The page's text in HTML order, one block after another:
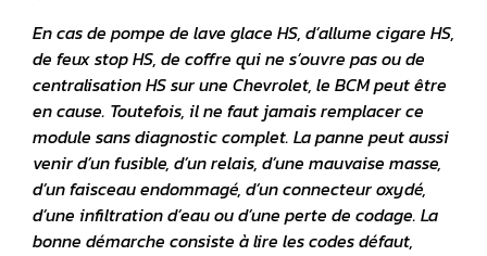
En cas de pompe de lave glace HS, d’allume cigare HS,
de feux stop HS, de coffre qui ne s’ouvre pas ou de
centralisation HS sur une Chevrolet, le BCM peut être
en cause. Toutefois, il ne faut jamais remplacer ce
module sans diagnostic complet. La panne peut aussi
venir d’un fusible, d’un relais, d’une mauvaise masse,
d’un faisceau endommagé, d’un connecteur oxydé,
d’une infiltration d’eau ou d’une perte de codage. La
bonne démarche consiste à lire les codes défaut,